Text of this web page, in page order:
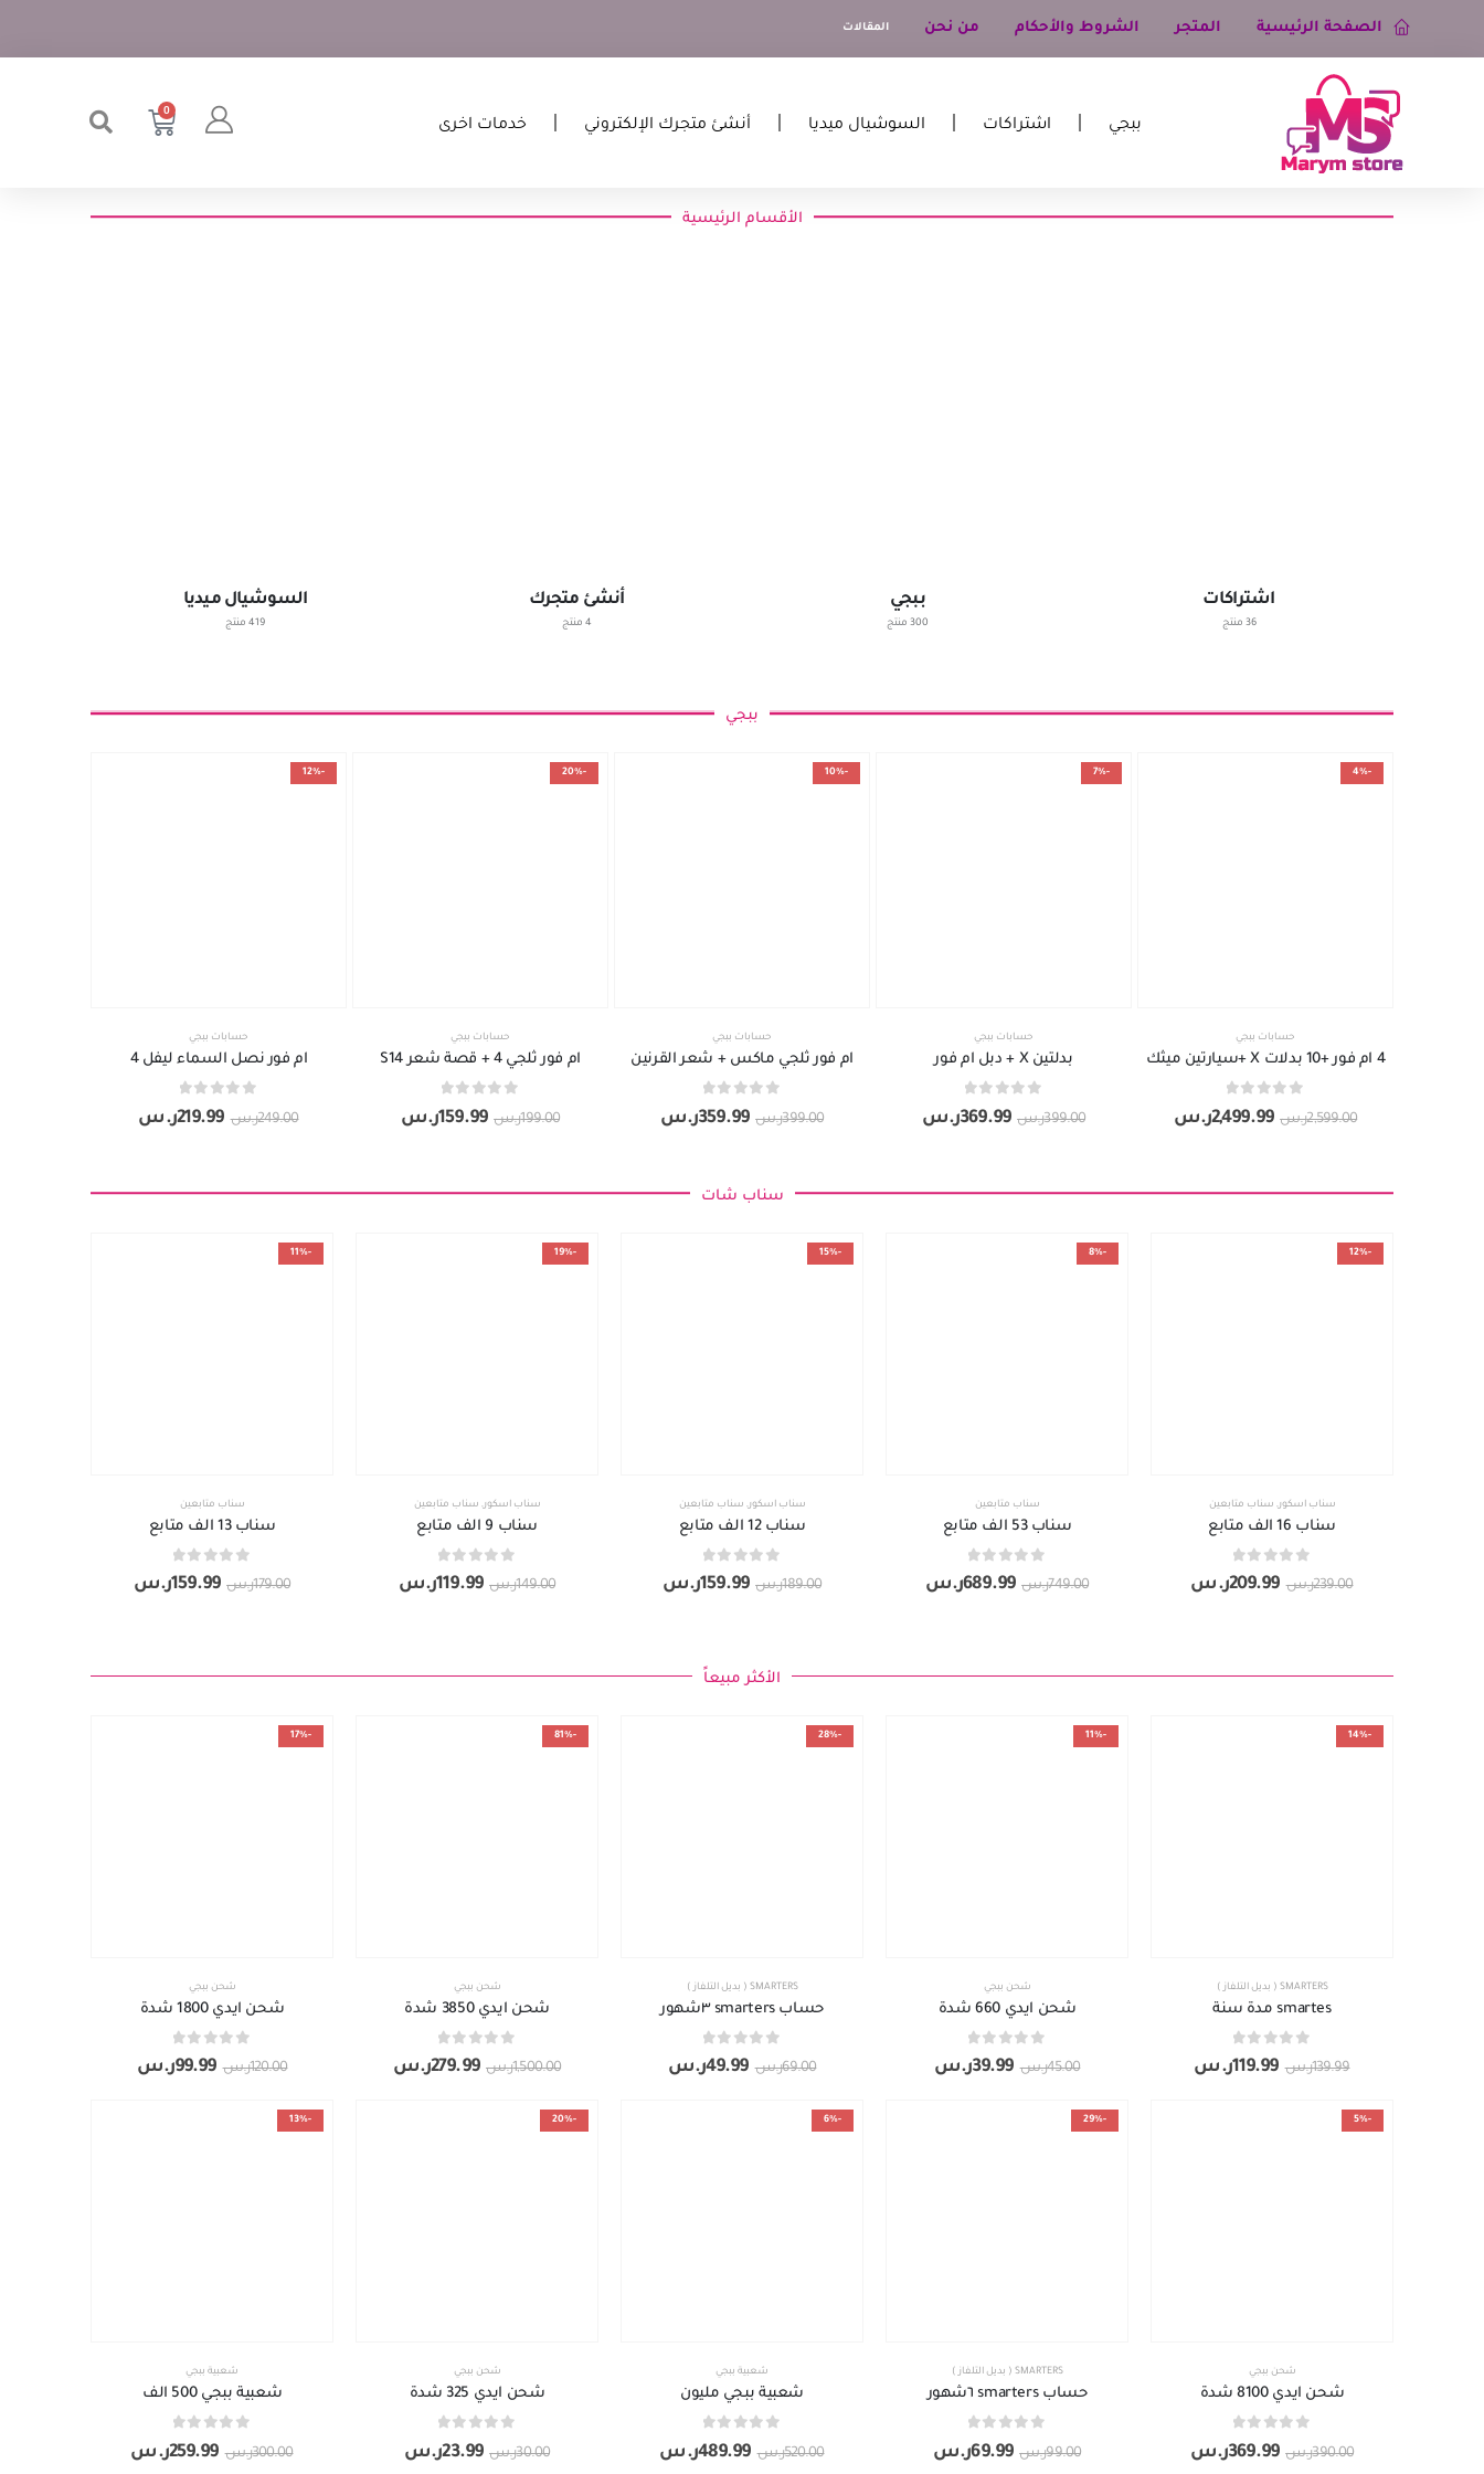
الصفحة الرئيسية المتجر الشروط والأحكام من نحن المقالات
ببجي اشتراكات السوشيال ميديا أنشئ متجرك الإلكتروني خدمات اخرى
0
الأقسام الرئيسية
اشتراكات
36 منتج
ببجي
300 منتج
أنشئ متجرك
4 منتج
السوشيال ميديا
419 منتج
ببجي
-4%
حسابات ببجي
4 ام فور +10 بدلات X +سيارتين ميثك
2,599.00ر.س 2,499.99ر.س
-7%
حسابات ببجي
بدلتين X + دبل ام فور
399.00ر.س 369.99ر.س
-10%
حسابات ببجي
ام فور ثلجي ماكس + شعر القرنين
399.00ر.س 359.99ر.س
-20%
حسابات ببجي
ام فور ثلجي 4 + قصة شعر S14
199.00ر.س 159.99ر.س
-12%
حسابات ببجي
ام فور نصل السماء ليفل 4
249.00ر.س 219.99ر.س
سناب شات
-12%
سناب اسكور, سناب متابعين
سناب 16 الف متابع
239.00ر.س 209.99ر.س
-8%
سناب متابعين
سناب 53 الف متابع
749.00ر.س 689.99ر.س
-15%
سناب اسكور, سناب متابعين
سناب 12 الف متابع
189.00ر.س 159.99ر.س
-19%
سناب اسكور, سناب متابعين
سناب 9 الف متابع
149.00ر.س 119.99ر.س
-11%
سناب متابعين
سناب 13 الف متابع
179.00ر.س 159.99ر.س
الأكثر مبيعاً
-14%
SMARTERS ( بديل التلفاز )
smartes مدة سنة
139.99ر.س 119.99ر.س
-11%
شحن ببجي
شحن ايدي 660 شدة
45.00ر.س 39.99ر.س
-28%
SMARTERS ( بديل التلفاز )
حساب smarters ٣شهور
69.00ر.س 49.99ر.س
-81%
شحن ببجي
شحن ايدي 3850 شدة
1,500.00ر.س 279.99ر.س
-17%
شحن ببجي
شحن ايدي 1800 شدة
120.00ر.س 99.99ر.س
-5%
شحن ببجي
شحن ايدي 8100 شدة
390.00ر.س 369.99ر.س
-29%
SMARTERS ( بديل التلفاز )
حساب smarters ٦شهور
99.00ر.س 69.99ر.س
-6%
شعبية ببجي
شعبية ببجي مليون
520.00ر.س 489.99ر.س
-20%
شحن ببجي
شحن ايدي 325 شدة
30.00ر.س 23.99ر.س
-13%
شعبية ببجي
شعبية ببجي 500 الف
300.00ر.س 259.99ر.س